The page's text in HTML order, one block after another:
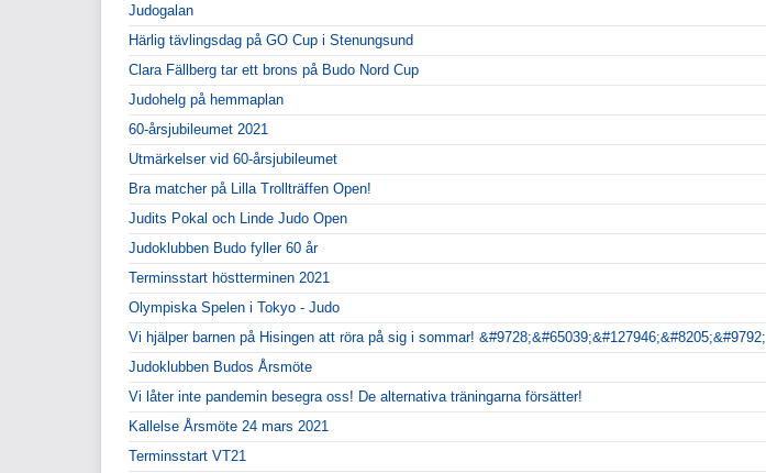
Judogalan
Härlig tävlingsdag på GO Cup i Stenungsund
Clara Fällberg tar ett brons på Budo Nord Cup
Judohelg på hemmaplan
60-årsjubileumet 2021
Utmärkelser vid 60-årsjubileumet
Bra matcher på Lilla Trollträffen Open!
Judits Pokal och Linde Judo Open
Judoklubben Budo fyller 60 år
Terminsstart höstterminen 2021
Olympiska Spelen i Tokyo - Judo
Vi hjälper barnen på Hisingen att röra på sig i sommar! &#9728;&#65039;&#127946;&#8205;&#9792;
Judoklubben Budos Årsmöte
Vi låter inte pandemin besegra oss! De alternativa träningarna försätter!
Kallelse Årsmöte 24 mars 2021
Terminsstart VT21